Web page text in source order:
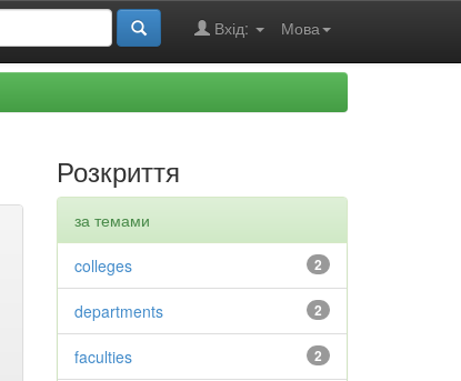
Мова
Вхід:
Розкриття
за темами
2
colleges
2
departments
2
faculties